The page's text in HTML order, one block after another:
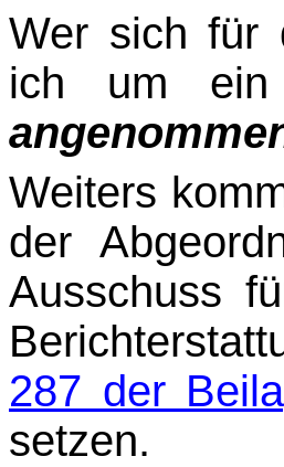
Wer sich für
ich um
Weiters
der
Ausschuss
287 der
setzen.